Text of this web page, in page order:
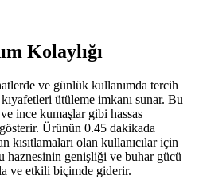
Kolaylığı
ve günlük kullanımda tercih
ütüleme imkanı sunar. Bu
ince kumaşlar gibi hassas
Ürünün 0.45 dakikada
kısıtlamaları olan kullanıcılar için
haznesinin genişliği ve buhar gücü
ve etkili biçimde giderir.